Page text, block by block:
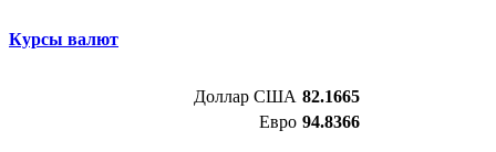
Курсы валют
Доллар США 82.1665
Евро 94.8366